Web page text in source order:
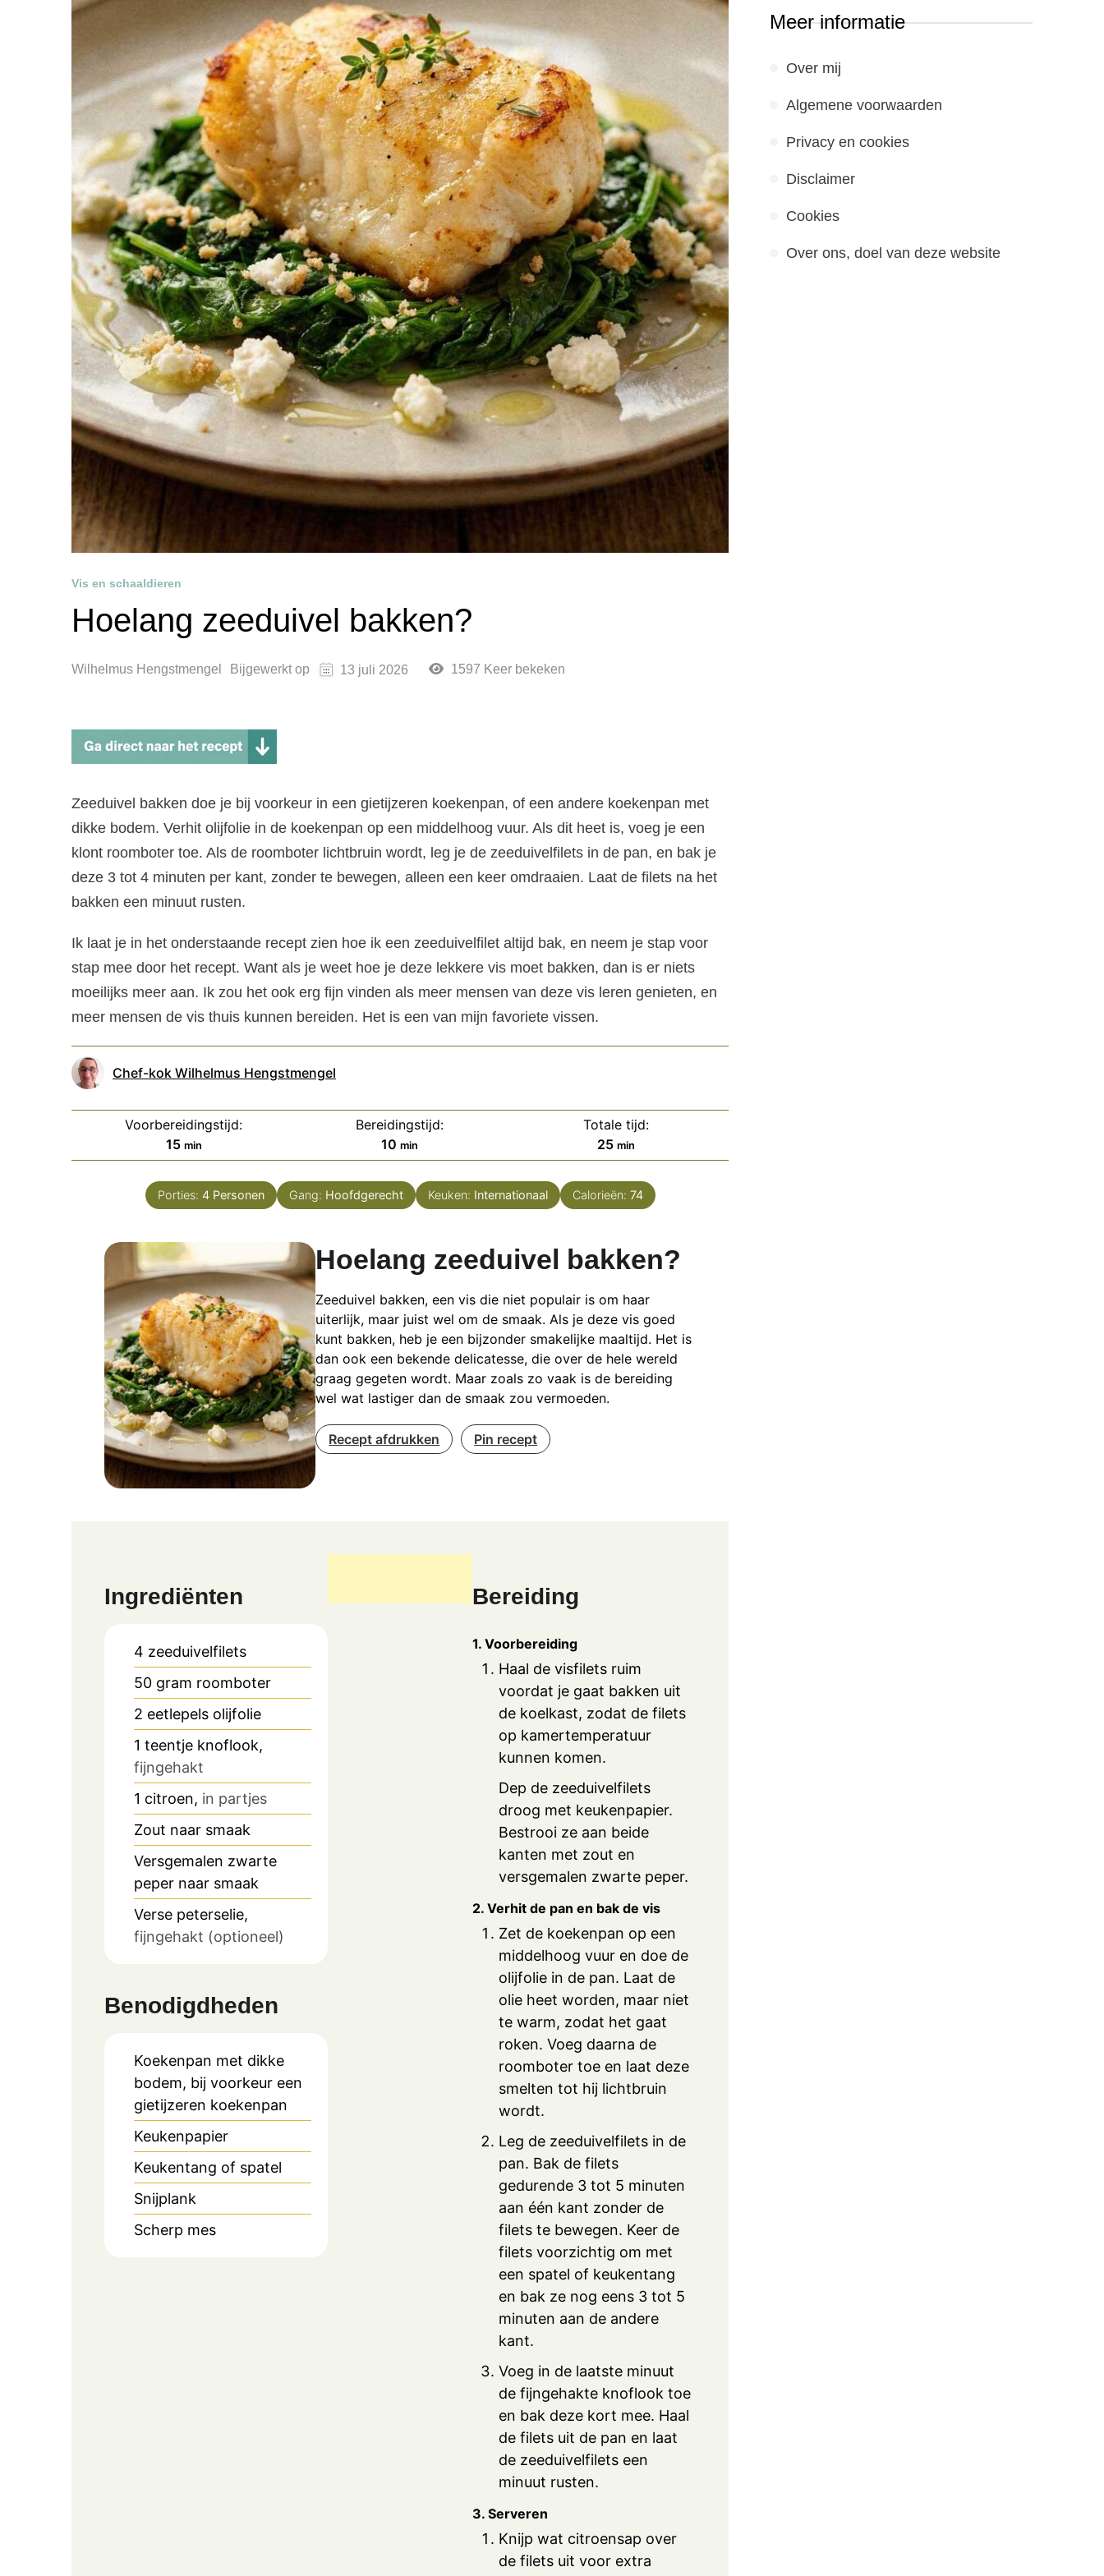
Vis en schaaldieren
Hoelang zeeduivel bakken?
Wilhelmus Hengstmengel Bijgewerkt op 13 juli 2026 1597 Keer bekeken
Zeeduivel bakken doe je bij voorkeur in een gietijzeren koekenpan, of een andere koekenpan met
dikke bodem. Verhit olijfolie in de koekenpan op een middelhoog vuur. Als dit heet is, voeg je een
klont roomboter toe. Als de roomboter lichtbruin wordt, leg je de zeeduivelfilets in de pan, en bak je
deze 3 tot 4 minuten per kant, zonder te bewegen, alleen een keer omdraaien. Laat de filets na het
bakken een minuut rusten.
Ik laat je in het onderstaande recept zien hoe ik een zeeduivelfilet altijd bak, en neem je stap voor
stap mee door het recept. Want als je weet hoe je deze lekkere vis moet bakken, dan is er niets
moeilijks meer aan. Ik zou het ook erg fijn vinden als meer mensen van deze vis leren genieten, en
meer mensen de vis thuis kunnen bereiden. Het is een van mijn favoriete vissen.
Chef-kok Wilhelmus Hengstmengel
Voorbereidingstijd:
15minuten
min
Bereidingstijd:
10 minuten
min
Totale tijd:
25minuten
min
Porties: 4 Personen Gang: Hoofdgerecht Keuken: Internationaal Calorieën: 74
Hoelang zeeduivel bakken?
Zeeduivel bakken, een vis die niet populair is om haar
uiterlijk, maar juist wel om de smaak. Als je deze vis goed
kunt bakken, heb je een bijzonder smakelijke maaltijd. Het is
dan ook een bekende delicatesse, die over de hele wereld
graag gegeten wordt. Maar zoals zo vaak is de bereiding
wel wat lastiger dan de smaak zou vermoeden.
Recept afdrukken Pin recept
Ingrediënten
4 zeeduivelfilets
50 gram roomboter
2 eetlepels olijfolie
1 teentje knoflook,
fijngehakt
1 citroen, in partjes
Zout naar smaak
Versgemalen zwarte
peper naar smaak
Verse peterselie,
fijngehakt (optioneel)
Benodigdheden
Koekenpan met dikke
bodem, bij voorkeur een
gietijzeren koekenpan
Keukenpapier
Keukentang of spatel
Snijplank
Scherp mes
Bereiding
1. Voorbereiding
Haal de visfilets ruim
voordat je gaat bakken uit
de koelkast, zodat de filets
op kamertemperatuur
kunnen komen.
Dep de zeeduivelfilets
droog met keukenpapier.
Bestrooi ze aan beide
kanten met zout en
versgemalen zwarte peper.
2. Verhit de pan en bak de vis
Zet de koekenpan op een
middelhoog vuur en doe de
olijfolie in de pan. Laat de
olie heet worden, maar niet
te warm, zodat het gaat
roken. Voeg daarna de
roomboter toe en laat deze
smelten tot hij lichtbruin
wordt.
Leg de zeeduivelfilets in de
pan. Bak de filets
gedurende 3 tot 5 minuten
aan één kant zonder de
filets te bewegen. Keer de
filets voorzichtig om met
een spatel of keukentang
en bak ze nog eens 3 tot 5
minuten aan de andere
kant.
Voeg in de laatste minuut
de fijngehakte knoflook toe
en bak deze kort mee. Haal
de filets uit de pan en laat
de zeeduivelfilets een
minuut rusten.
3. Serveren
Knijp wat citroensap over
de filets uit voor extra
Meer informatie
Over mij
Algemene voorwaarden
Privacy en cookies
Disclaimer
Cookies
Over ons, doel van deze website